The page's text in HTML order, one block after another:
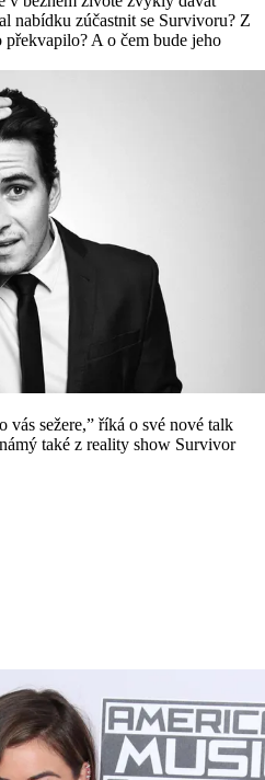
nabídku zúčastnit se Survivoru? Z
překvapilo? A o čem bude jeho
sežere,” říká o své nové talk
také z reality show Survivor